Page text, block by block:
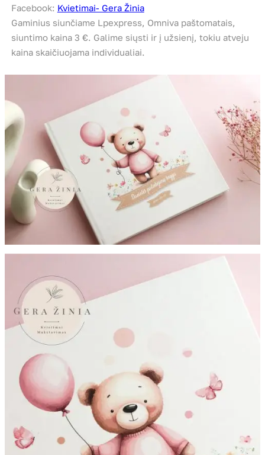
Facebook: Kvietimai- Gera Žinia
Gaminius siunčiame Lpexpress, Omniva paštomatais,
siuntimo kaina 3 €. Galime siųsti ir į užsienį, tokiu atveju
kaina skaičiuojama individualiai.